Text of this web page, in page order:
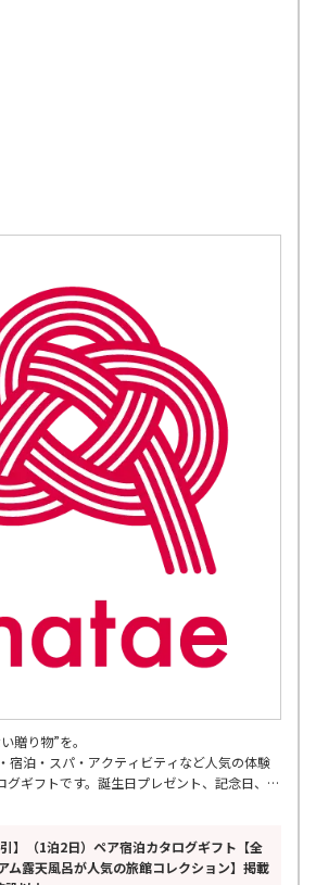
贈り物”を。
宿泊・スパ・アクティビティなど人気の体験
グギフトです。誕生日プレゼント、記念日、結
全国の厳選スポットを掲載。ペアギフトや旅
モノではなく思い出を贈る新しいギフトとし
引】（1泊2日）ペア宿泊カタログギフト【全
ム露天風呂が人気の旅館コレクション】掲載